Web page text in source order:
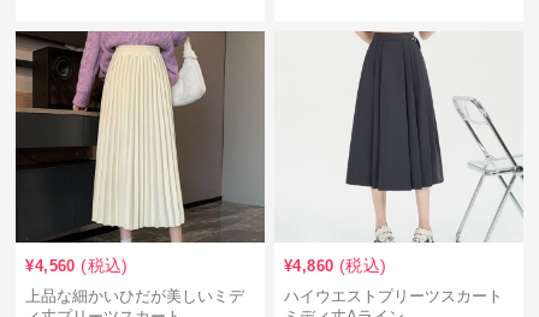
¥4,560 (税込)
上品な細かいひだが美しいミデ
¥4,860 (税込)
ハイウエストプリーツスカート